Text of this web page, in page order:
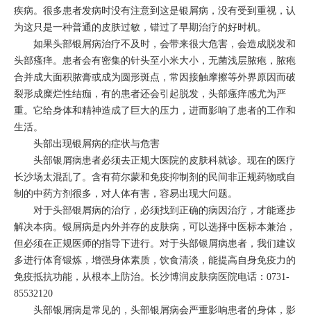
疾病。很多患者发病时没有注意到这是银屑病，没有受到重视，认
为这只是一种普通的皮肤过敏，错过了早期治疗的好时机。
如果头部银屑病治疗不及时，会带来很大危害，会造成脱发和
头部瘙痒。患者会有密集的针头至小米大小，无菌浅层脓疱，脓疱
合并成大面积脓膏或成为圆形斑点，常因接触摩擦等外界原因而破
裂形成糜烂性结痂，有的患者还会引起脱发，头部瘙痒感尤为严
重。它给身体和精神造成了巨大的压力，进而影响了患者的工作和
生活。
头部出现银屑病的症状与危害
头部银屑病患者必须去正规大医院的皮肤科就诊。现在的医疗
长沙场太混乱了。含有荷尔蒙和免疫抑制剂的民间非正规药物或自
制的中药方剂很多，对人体有害，容易出现大问题。
对于头部银屑病的治疗，必须找到正确的病因治疗，才能逐步
解决本病。银屑病是内外并存的皮肤病，可以选择中医标本兼治，
但必须在正规医师的指导下进行。对于头部银屑病患者，我们建议
多进行体育锻炼，增强身体素质，饮食清淡，能提高自身免疫力的
免疫抵抗功能，从根本上防治。长沙博润皮肤病医院电话：0731-
85532120
头部银屑病是常见的，头部银屑病会严重影响患者的身体，影